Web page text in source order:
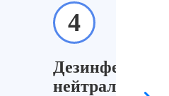
4
Дезинфекция